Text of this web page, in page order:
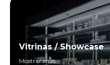
Vitrinas / Showcase
Mostrar más